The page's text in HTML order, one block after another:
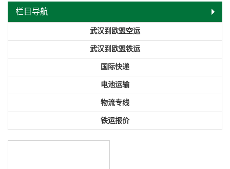
栏目导航
武汉到欧盟空运
武汉到欧盟铁运
国际快递
电池运输
物流专线
铁运报价